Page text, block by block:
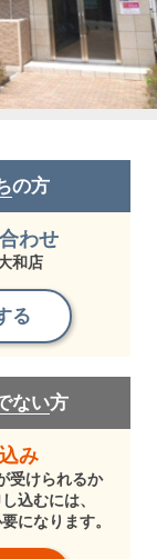
の方
わせ
和店
る
ない方
み
受けられるか
込むには、
になります。